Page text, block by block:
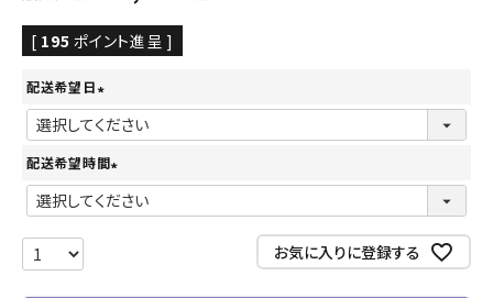
[ 195 ポイント進呈 ]
配送希望日
(
必
須
)
配送希望時間
(
必
お気に入りに登録する